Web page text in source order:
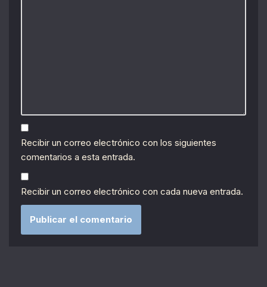
Recibir un correo electrónico con los siguientes
comentarios a esta entrada.
Recibir un correo electrónico con cada nueva entrada.